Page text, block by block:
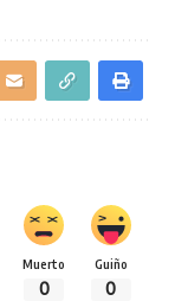
Muerto
0
Guiño
0